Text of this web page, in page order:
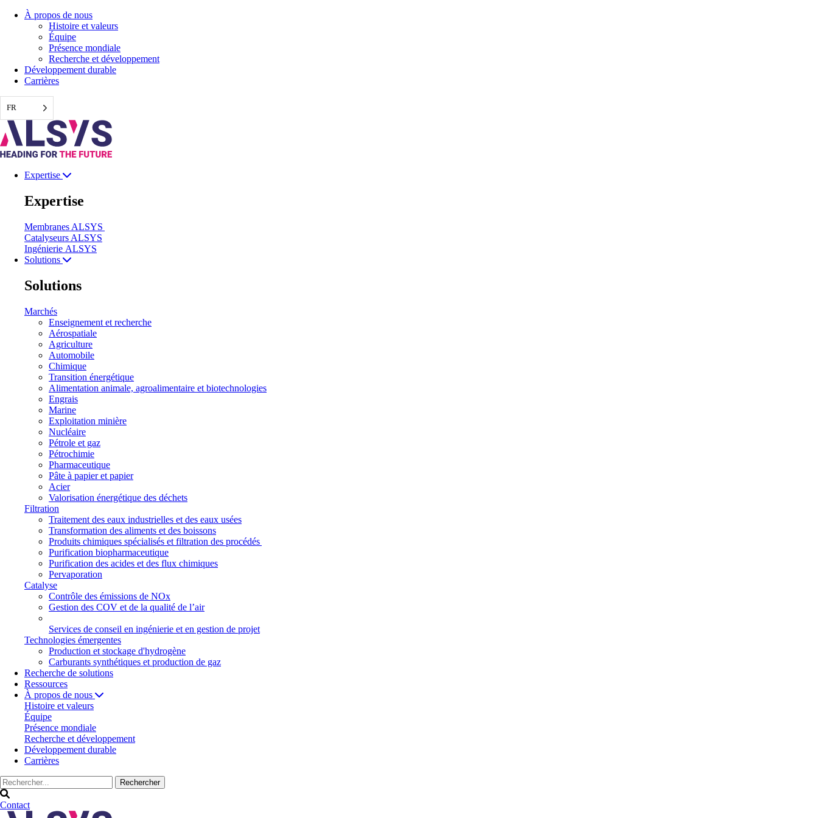
Aller
À propos de nous
Histoire et valeurs
Équipe
Présence mondiale
Recherche et développement
Développement durable
Carrières
FR
Expertise
Expertise
Membranes ALSYS
Catalyseurs ALSYS
Ingénierie ALSYS
Solutions
Solutions
Marchés
Enseignement et recherche
Aérospatiale
Agriculture
Automobile
Chimique
Transition énergétique
Alimentation animale, agroalimentaire et biotechnologies
Engrais
Marine
Exploitation minière
Nucléaire
Pétrole et gaz
Pétrochimie
Pharmaceutique
Pâte à papier et papier
Acier
Valorisation énergétique des déchets
Filtration
Traitement des eaux industrielles et des eaux usées
Transformation des aliments et des boissons
Produits chimiques spécialisés et filtration des procédés
Purification biopharmaceutique
Purification des acides et des flux chimiques
Pervaporation
Catalyse
Contrôle des émissions de NOx
Gestion des COV et de la qualité de l’air
Services de conseil en ingénierie et en gestion de projet
Technologies émergentes
Production et stockage d'hydrogène
Carburants synthétiques et production de gaz
Recherche de solutions
Ressources
À propos de nous
Histoire et valeurs
Équipe
Présence mondiale
Recherche et développement
Développement durable
Carrières
Contact